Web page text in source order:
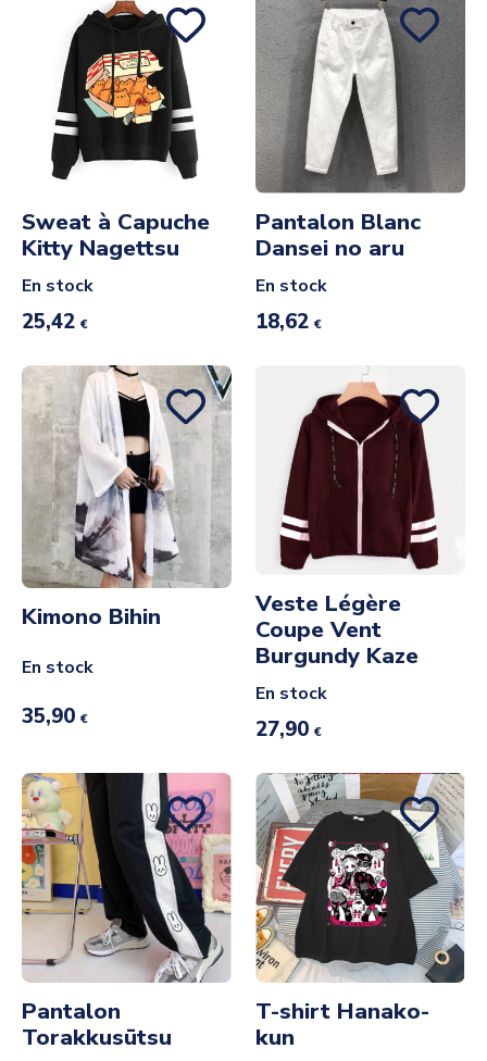
Sweat à Capuche
Kitty Nagettsu
En stock
25,42 €
Pantalon Blanc
Dansei no aru
En stock
18,62 €
Kimono Bihin
En stock
35,90 €
Veste Légère
Coupe Vent
Burgundy Kaze
En stock
27,90 €
Pantalon
Torakkusūtsu
T-shirt Hanako-
kun